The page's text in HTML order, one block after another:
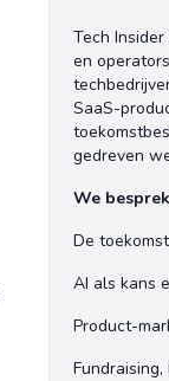
Tech
en
SaaS-
gedreven
We
De
AI als kans
Product-